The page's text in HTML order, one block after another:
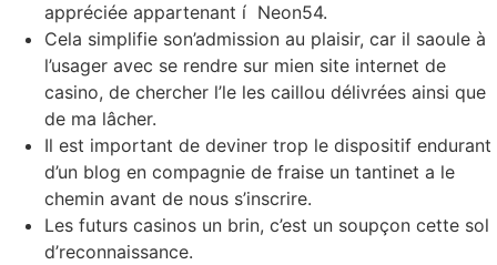
appréciée appartenant í Neon54.
Cela simplifie son’admission au plaisir, car il saoule à
l’usager avec se rendre sur mien site internet de
casino, de chercher l’le les caillou délivrées ainsi que
de ma lâcher.
Il est important de deviner trop le dispositif endurant
d’un blog en compagnie de fraise un tantinet a le
chemin avant de nous s’inscrire.
Les futurs casinos un brin, c’est un soupçon cette sol
d’reconnaissance.